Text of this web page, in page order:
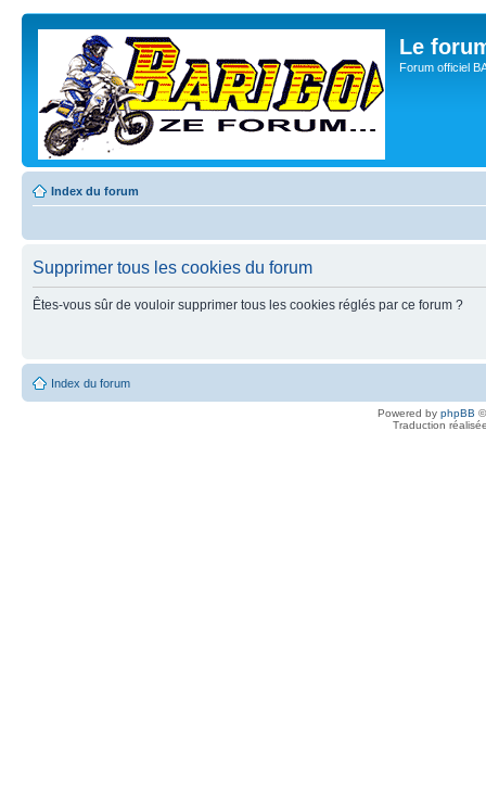
Le
Forum officiel
Index du forum
Supprimer tous les cookies du forum
Êtes-vous sûr de vouloir supprimer tous les cookies réglés par ce forum ?
Index du forum
Powered by phpBB
Traduction